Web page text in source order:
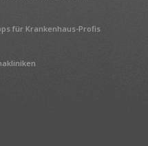
für Krankenhaus-Profis